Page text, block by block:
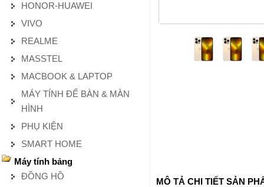
HONOR-HUAWEI
VIVO
REALME
MASSTEL
MACBOOK & LAPTOP
MÁY TÍNH ĐỂ BÀN & MÀN
HÌNH
PHỤ KIỆN
SMART HOME
Máy tính bảng
ĐỒNG HỒ
MÔ TẢ CHI TIẾT SẢN